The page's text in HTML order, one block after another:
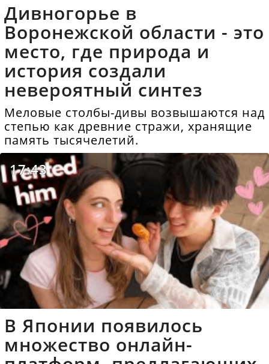
Дивногорье в
Воронежской области - это
место, где природа и
история создали
невероятный синтез
Меловые столбы-дивы возвышаются над
степью как древние стражи, хранящие
память тысячелетий.
17:43
В Японии появилось
множество онлайн-